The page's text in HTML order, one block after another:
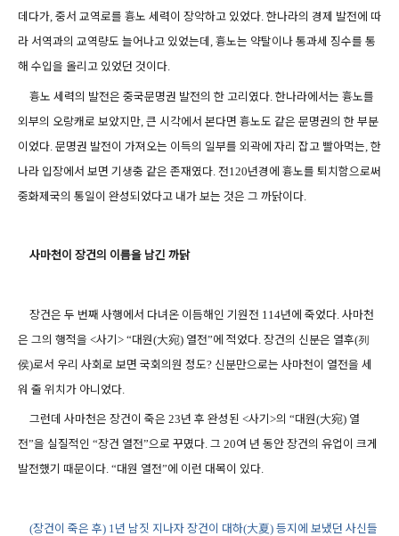
데다가, 중서 교역로를 흉노 세력이 장악하고 있었다. 한나라의 경제 발전에 따
라 서역과의 교역량도 늘어나고 있었는데, 흉노는 약탈이나 통과세 징수를 통
해 수입을 올리고 있었던 것이다.
흉노 세력의 발전은 중국문명권 발전의 한 고리였다 .한나라에서는 흉노를
외부의 오랑캐로 보았지만 큰 시각에서 본다면 흉노도 같은 문명권의 한 부분
이었다 문명권 발전이 가져오는 이득의 일부를 외곽에 자리 잡고 빨아먹는 한
나라 입장에서 보면 기생충 같은 존재였다 전120년경에 흉노를 퇴치함으로써
중화제국의 통일이 완성되었다고 내가 보는 것은 그 까닭이다
사마천이 장건의 이름을 남긴 까닭
장건은 두 번째 사행에서 다녀온 이듬해인 기원전 114년에 죽었다 .사마천
은 그의 행적을 <사기> “대원(大宛) 열전”에 적었다 장건의 신분은 열후(列
侯)로서 우리 사회로 보면 국회의원 정도? 신분만으로는 사마천이 열전을 세
워 줄 위치가 아니었다
그런데 사마천은 장건이 죽은23년 후 완성된<사기>의“대원(大宛) 열
전”을 실질적인 “장건 열전”으로 꾸몄다. 그 20여 년 동안 장건의 유업이 크게
발전했기 때문이다. “대원 열전”에 이런 대목이 있다.
(장건이 죽은 후) 1 년 남짓 지나자 장건이 대하(大夏)등지에 보냈던 사신들